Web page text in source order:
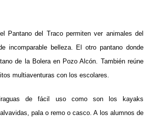
Pantano del Traco permiten ver animales del
incomparable belleza. El otro pantano donde
de la Bolera en Pozo Alcón. También reúne
multiaventuras con los escolares.
de fácil uso como son los kayaks
pala o remo o casco. A los alumnos de